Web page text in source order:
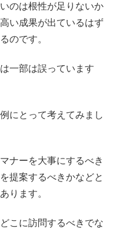
のは根性が足りないか
い成果が出ているはず
のです。
一部は誤っています
にとって考えてみまし
ナーを大事にするべき
提案するべきかなどと
ります。
こに訪問するべきでな